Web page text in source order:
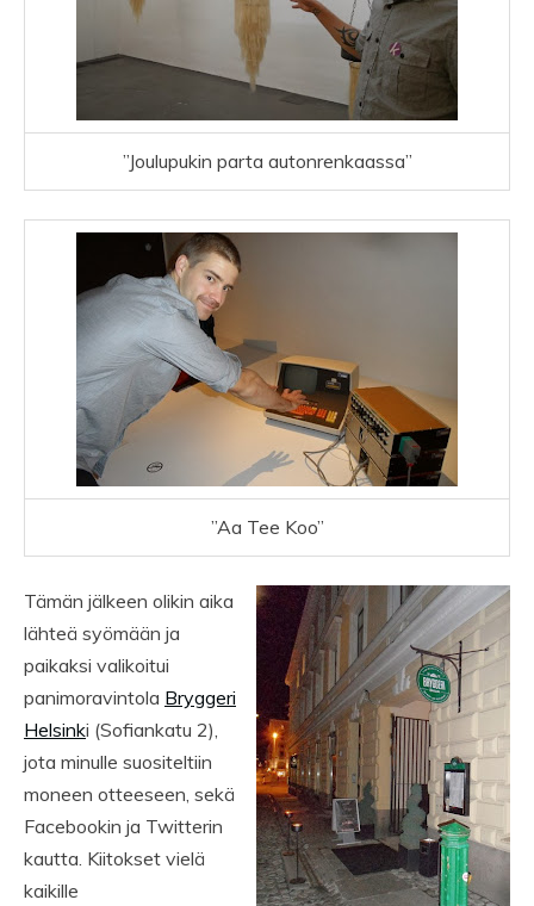
”Joulupukin parta autonrenkaassa”
”Aa Tee Koo”
Tämän jälkeen olikin aika
lähteä syömään ja
paikaksi valikoitui
panimoravintola Bryggeri
Helsinki (Sofiankatu 2),
jota minulle suositeltiin
moneen otteeseen, sekä
Facebookin ja Twitterin
kautta. Kiitokset vielä
kaikille